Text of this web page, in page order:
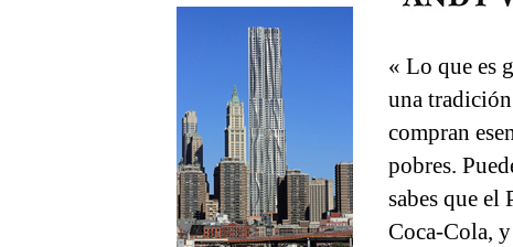
« Lo que es
una
compran
pobres.
sabes que el
Coca-Cola,